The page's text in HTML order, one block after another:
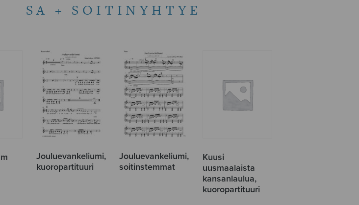
SA + SOITINYHTYE
Jouluevankeliumi,
kuoropartituuri
Jouluevankeliumi,
soitinstemmat
Kuusi
uusmaalaista
kansanlaulua,
kuoropartituuri